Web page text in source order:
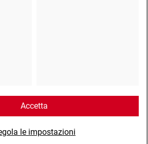
Telefono